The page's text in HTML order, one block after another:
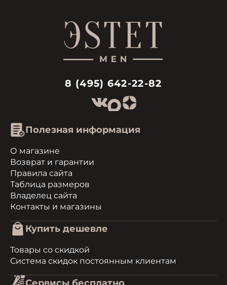
8 (495) 642-22-82
Полезная информация
О магазине
Возврат и гарантии
Правила сайта
Таблица размеров
Владелец сайта
Контакты и магазины
Купить дешевле
Товары со скидкой
Система скидок постоянным клиентам